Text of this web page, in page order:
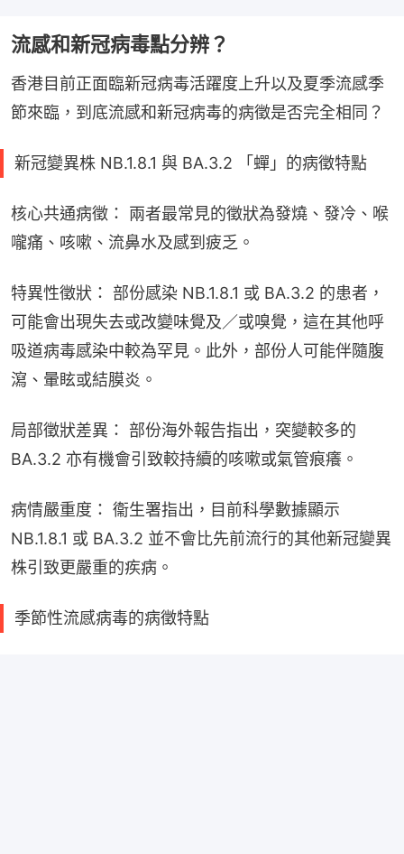
流感和新冠病毒點分辨？
香港目前正面臨新冠病毒活躍度上升以及夏季流感季
節來臨，到底流感和新冠病毒的病徵是否完全相同？
新冠變異株 NB.1.8.1 與 BA.3.2 「蟬」的病徵特點
核心共通病徵： 兩者最常見的徵狀為發燒、發冷、喉
嚨痛、咳嗽、流鼻水及感到疲乏。
特異性徵狀： 部份感染 NB.1.8.1 或 BA.3.2 的患者，
可能會出現失去或改變味覺及／或嗅覺，這在其他呼
吸道病毒感染中較為罕見。此外，部份人可能伴隨腹
瀉、暈眩或結膜炎。
局部徵狀差異： 部份海外報告指出，突變較多的
BA.3.2 亦有機會引致較持續的咳嗽或氣管痕癢。
病情嚴重度： 衞生署指出，目前科學數據顯示
NB.1.8.1 或 BA.3.2 並不會比先前流行的其他新冠變異
株引致更嚴重的疾病。
季節性流感病毒的病徵特點